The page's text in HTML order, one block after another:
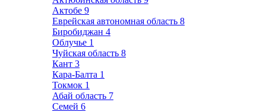
Актобе 9
Еврейская автономная область 8
Биробиджан 4
Облучье 1
Чуйская область 8
Кант 3
Кара-Балта 1
Токмок 1
Абай область 7
Семей 6